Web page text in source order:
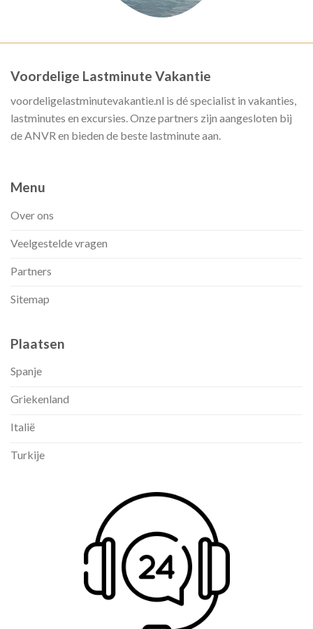
Voordelige Lastminute Vakantie
voordeligelastminutevakantie.nl is dé specialist in vakanties,
lastminutes en excursies. Onze partners zijn aangesloten bij
de ANVR en bieden de beste lastminute aan.
Menu
Over ons
Veelgestelde vragen
Partners
Sitemap
Plaatsen
Spanje
Griekenland
Italië
Turkije